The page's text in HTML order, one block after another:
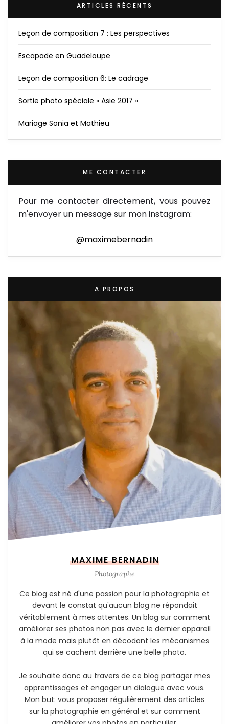
ARTICLES RÉCENTS
Leçon de composition 7 : Les perspectives
Escapade en Guadeloupe
Leçon de composition 6: Le cadrage
Sortie photo spéciale « Asie 2017 »
Mariage Sonia et Mathieu
ME CONTACTER
Pour me contacter directement, vous pouvez
m'envoyer un message sur mon instagram:
@maximebernadin
A PROPOS
MAXIME BERNADIN
Photographe
Ce blog est né d'une passion pour la photographie et
devant le constat qu'aucun blog ne répondait
véritablement à mes attentes. Un blog sur comment
améliorer ses photos non pas avec le dernier appareil
à la mode mais plutôt en décodant les mécanismes
qui se cachent derrière une belle photo.
Je souhaite donc au travers de ce blog partager mes
apprentissages et engager un dialogue avec vous.
Mon but: vous proposer régulièrement des articles
sur la photographie en général et sur comment